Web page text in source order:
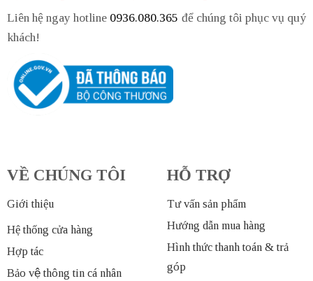
Liên hệ ngay hotline 0936.080.365 để chúng tôi phục vụ quý
khách!
VỀ CHÚNG TÔI
Giới thiệu
Hệ thống cửa hàng
Hợp tác
Bảo vệ thông tin cá nhân
HỖ TRỢ
Tư vấn sản phẩm
Hướng dẫn mua hàng
Hình thức thanh toán & trả
góp